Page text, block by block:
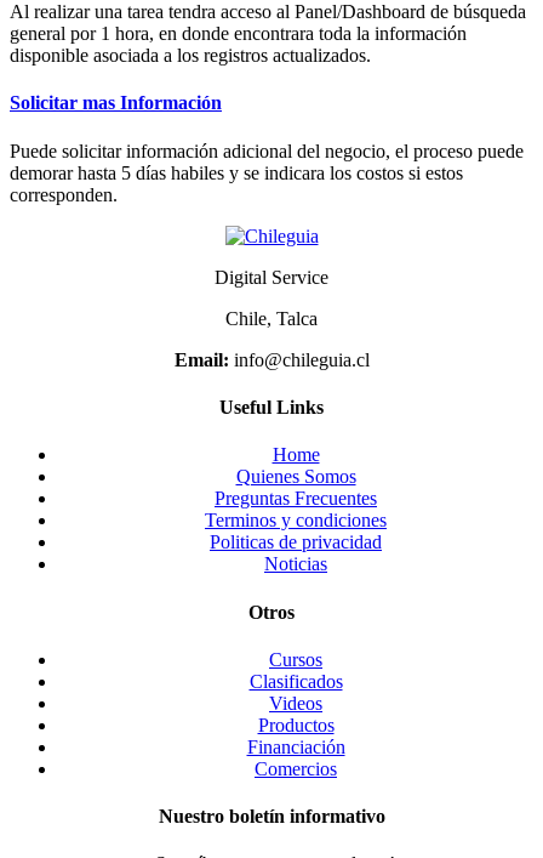
Al realizar una tarea tendra acceso al Panel/Dashboard de búsqueda
general por 1 hora, en donde encontrara toda la información
disponible asociada a los registros actualizados.
Solicitar mas Información
Puede solicitar información adicional del negocio, el proceso puede
demorar hasta 5 días habiles y se indicara los costos si estos
corresponden.
Digital Service
Chile, Talca
Email: info@chileguia.cl
Useful Links
Home
Quienes Somos
Preguntas Frecuentes
Terminos y condiciones
Politicas de privacidad
Noticias
Otros
Cursos
Clasificados
Videos
Productos
Financiación
Comercios
Nuestro boletín informativo